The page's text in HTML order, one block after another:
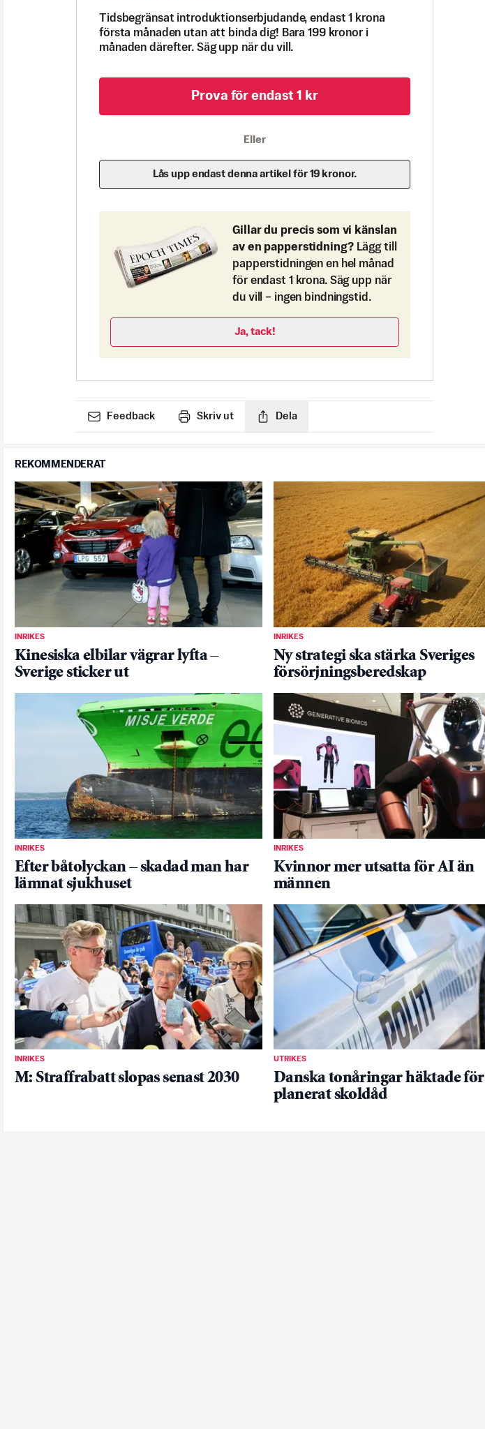
Tidsbegränsat introduktionserbjudande, endast 1 krona
första månaden utan att binda dig! Bara 199 kronor i
månaden därefter. Säg upp när du vill.
Prova för endast 1 kr
Eller
Lås upp endast denna artikel för 19 kronor.
Gillar du precis som vi känslan
av en papperstidning? Lägg till
papperstidningen en hel månad
för endast 1 krona. Säg upp när
du vill – ingen bindningstid.
Ja, tack!
Feedback Skriv ut Dela
REKOMMENDERAT
INRIKES
Kinesiska elbilar vägrar lyfta –
Sverige sticker ut
INRIKES
Ny strategi ska stärka Sveriges
försörjningsberedskap
INRIKES
Efter båtolyckan – skadad man har
lämnat sjukhuset
INRIKES
Kvinnor mer utsatta för AI än
männen
INRIKES
M: Straffrabatt slopas senast 2030
UTRIKES
Danska tonåringar häktade för
planerat skoldåd